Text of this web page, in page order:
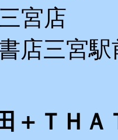
宮店
店三宮
＋ＴＨＡ